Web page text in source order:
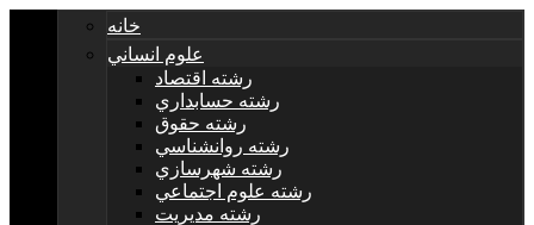
خانه
علوم انساني
رشته اقتصاد
رشته حسابداري
رشته حقوق
رشته روانشناسي
رشته شهرسازي
رشته علوم اجتماعي
رشته مديريت